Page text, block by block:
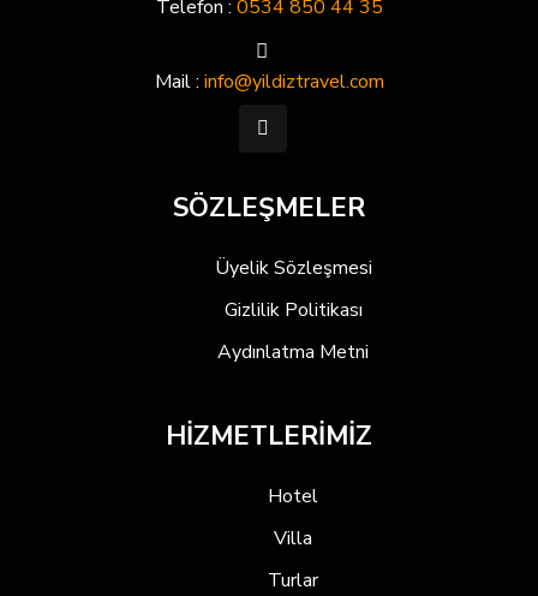
Telefon : 0534 850 44 35
Mail : info@yildiztravel.com
SÖZLEŞMELER
Üyelik Sözleşmesi
Gizlilik Politikası
Aydınlatma Metni
HİZMETLERİMİZ
Hotel
Villa
Turlar